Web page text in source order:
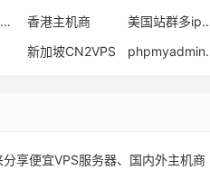
香港cn2机房价格
香港主机商
美国站群
新加坡CN2VPS
享便宜VPS服务器、国内外主机商